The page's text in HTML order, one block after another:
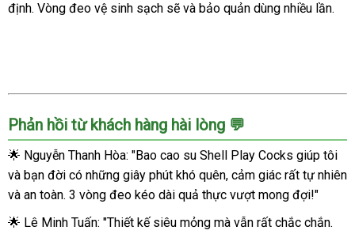
định. Vòng đeo vệ sinh sạch sẽ và bảo quản dùng nhiều lần.
Phản hồi từ khách hàng hài lòng 💬
🌟 Nguyễn Thanh Hòa: "Bao cao su Shell Play Cocks giúp tôi
và bạn đời có những giây phút khó quên, cảm giác rất tự nhiên
và an toàn. 3 vòng đeo kéo dài quả thực vượt mong đợi!"
🌟 Lê Minh Tuấn: "Thiết kế siêu mỏng mà vẫn rất chắc chắn.